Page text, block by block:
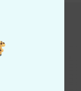
tittade på